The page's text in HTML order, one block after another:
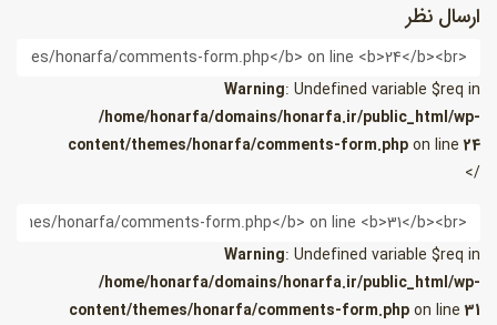
ارسال نظر
Warning: Undefined variable $req in
/home/honarfa/domains/honarfa.ir/public_html/wp-
content/themes/honarfa/comments-form.phpon line24
/>
ایمیل
Warning: Undefined variable $req in
/home/honarfa/domains/honarfa.ir/public_html/wp-
content/themes/honarfa/comments-form.phpon line31